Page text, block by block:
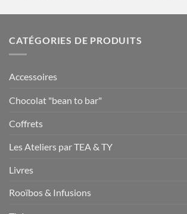
CATÉGORIES DE PRODUITS
Accessoires
Chocolat "bean to bar"
Coffrets
Les Ateliers par TEA & TY
Livres
Rooïbos & Infusions